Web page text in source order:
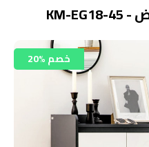
20% خصم